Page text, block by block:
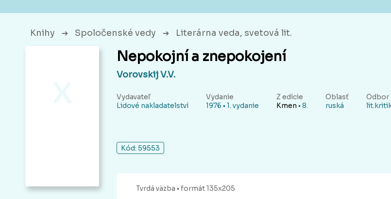
Knihy ➔ Spoločenské vedy ➔ Literárna veda, svetová lit.
Nepokojní a znepokojení
Vorovskij V.V.
Vydavateľ
Lidové nakladatelství
Vydanie
1976 • 1. vydanie
Z edície
Kmen • 8.
Oblasť
ruská
Odbor
Kód: 59553
Tvrdá väzba • formát 135x205